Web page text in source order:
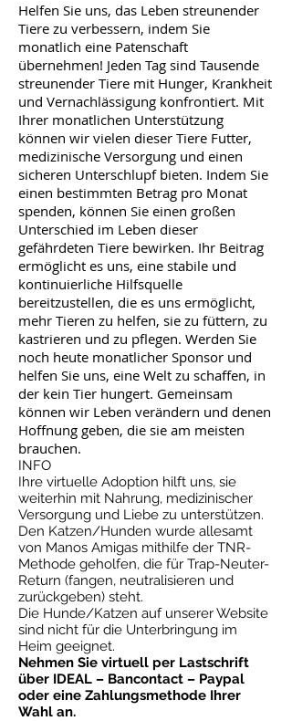
Helfen Sie uns, das Leben streunender
Tiere zu verbessern, indem Sie
monatlich eine Patenschaft
übernehmen! Jeden Tag sind Tausende
streunender Tiere mit Hunger, Krankheit
und Vernachlässigung konfrontiert. Mit
Ihrer monatlichen Unterstützung
können wir vielen dieser Tiere Futter,
medizinische Versorgung und einen
sicheren Unterschlupf bieten. Indem Sie
einen bestimmten Betrag pro Monat
spenden, können Sie einen großen
Unterschied im Leben dieser
gefährdeten Tiere bewirken. Ihr Beitrag
ermöglicht es uns, eine stabile und
kontinuierliche Hilfsquelle
bereitzustellen, die es uns ermöglicht,
mehr Tieren zu helfen, sie zu füttern, zu
kastrieren und zu pflegen. Werden Sie
noch heute monatlicher Sponsor und
helfen Sie uns, eine Welt zu schaffen, in
der kein Tier hungert. Gemeinsam
können wir Leben verändern und denen
Hoffnung geben, die sie am meisten
brauchen.
INFO
Ihre virtuelle Adoption hilft uns, sie
weiterhin mit Nahrung, medizinischer
Versorgung und Liebe zu unterstützen.
Den Katzen/Hunden wurde allesamt
von Manos Amigas mithilfe der TNR-
Methode geholfen, die für Trap-Neuter-
Return (fangen, neutralisieren und
zurückgeben) steht.
Die Hunde/Katzen auf unserer Website
sind nicht für die Unterbringung im
Heim geeignet.
Nehmen Sie virtuell per Lastschrift
über IDEAL – Bancontact – Paypal
oder eine Zahlungsmethode Ihrer
Wahl an.